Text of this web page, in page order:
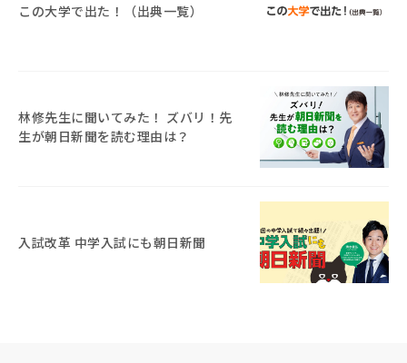
この大学で出た！（出典一覧）
林修先生に聞いてみた！ ズバリ！先
生が朝日新聞を読む理由は？
入試改革 中学入試にも朝日新聞